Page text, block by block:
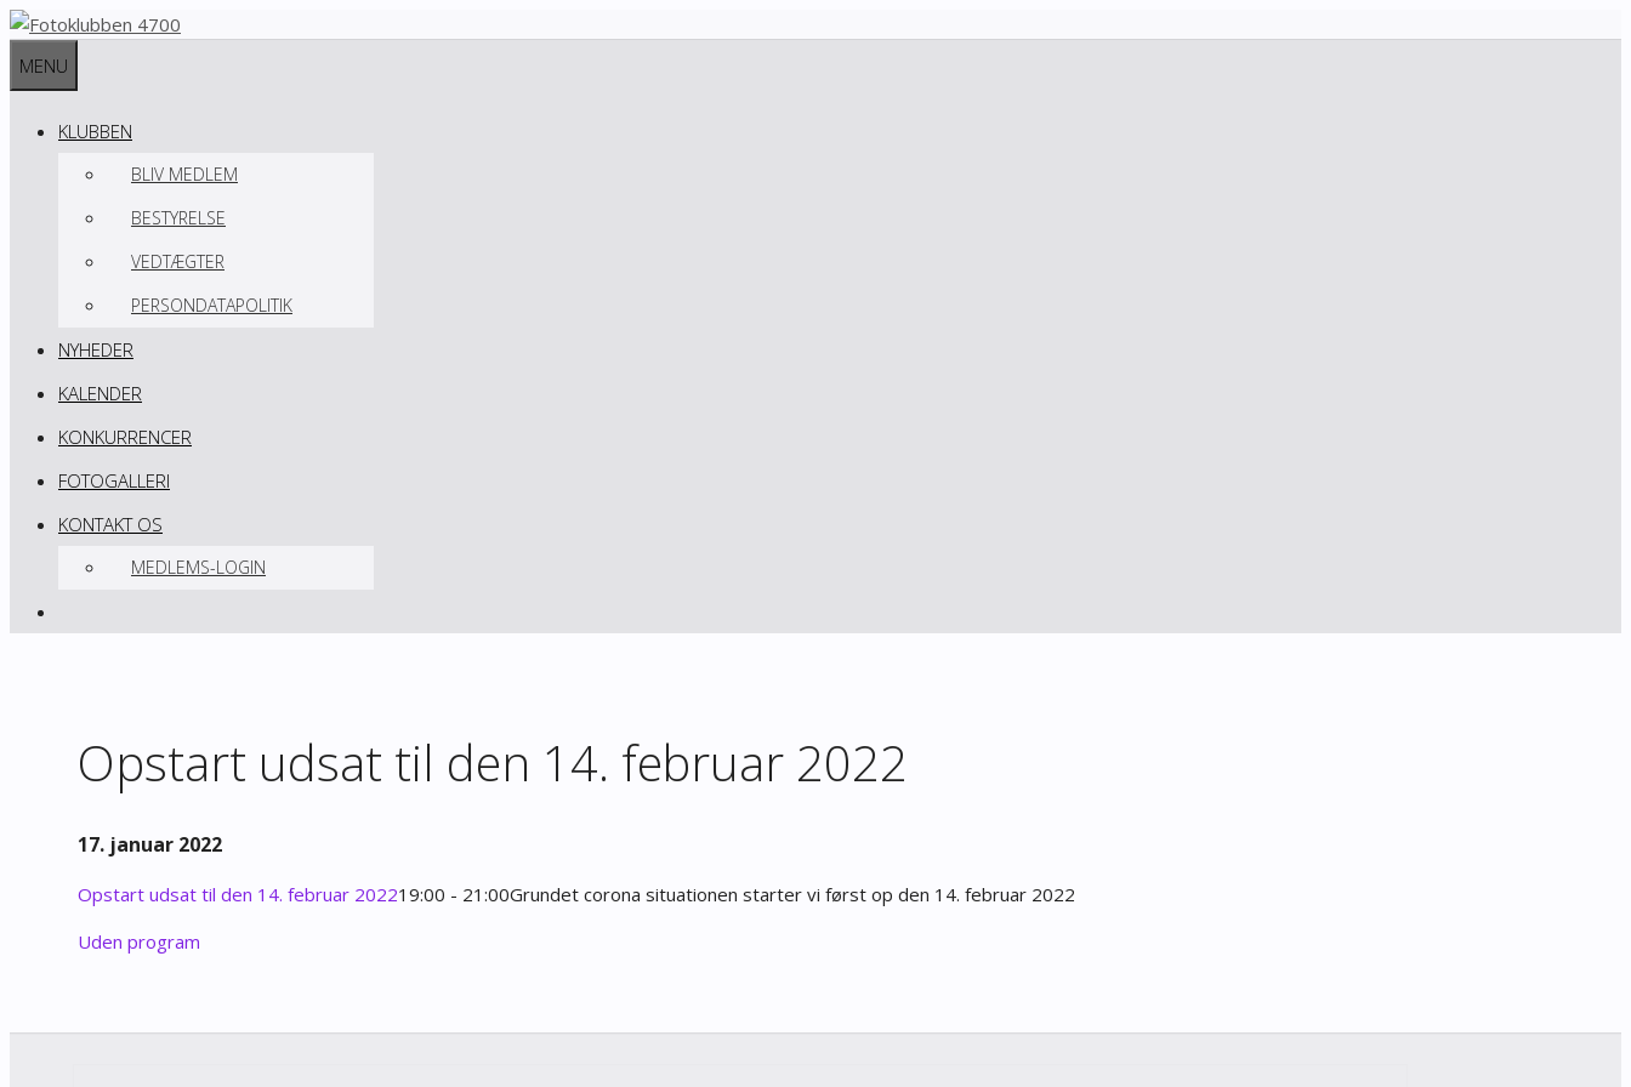
Hop
MENU
KLUBBEN
BLIV MEDLEM
BESTYRELSE
VEDTÆGTER
PERSONDATAPOLITIK
NYHEDER
KALENDER
KONKURRENCER
FOTOGALLERI
KONTAKT OS
MEDLEMS-LOGIN
Opstart udsat til den 14. februar 2022
17. januar 2022
Opstart udsat til den 14. februar 202219:00 - 21:00Grundet corona situationen starter vi først op den 14. februar 2022
Uden program